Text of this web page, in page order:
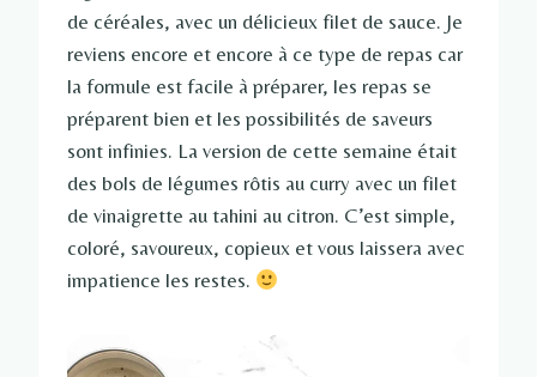
de céréales, avec un délicieux filet de sauce. Je
reviens encore et encore à ce type de repas car
la formule est facile à préparer, les repas se
préparent bien et les possibilités de saveurs
sont infinies. La version de cette semaine était
des bols de légumes rôtis au curry avec un filet
de vinaigrette au tahini au citron. C’est simple,
coloré, savoureux, copieux et vous laissera avec
impatience les restes.